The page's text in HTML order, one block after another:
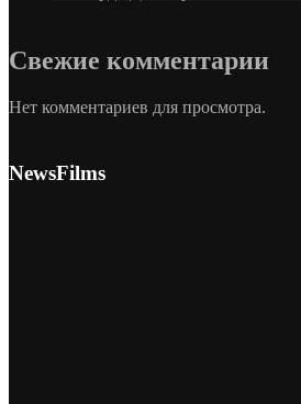
Свежие комментарии
Нет комментариев для просмотра.
NewsFilms